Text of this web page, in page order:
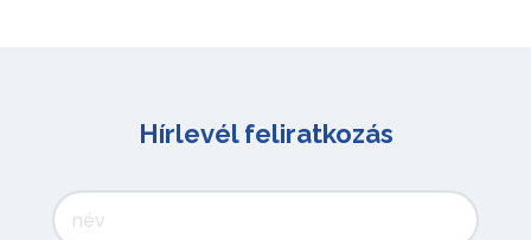
Hírlevél feliratkozás